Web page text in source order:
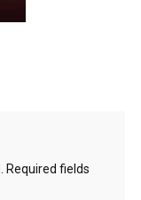
Required fields